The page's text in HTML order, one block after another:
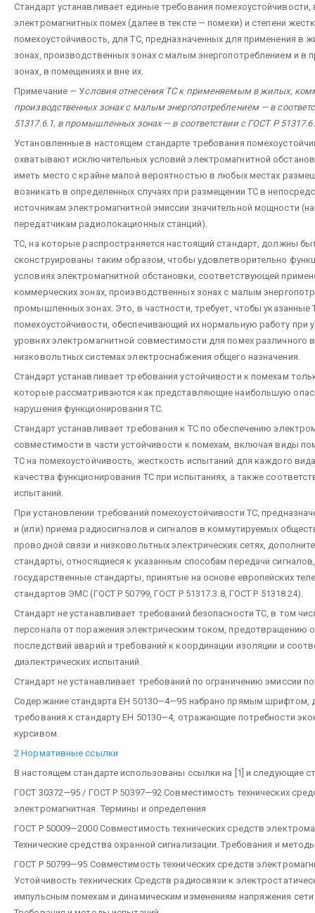
Стандарт устанавливает единые требования
электромагнитных помех (далее в тексте — помехи) и степени
помехоустойчивость, для ТС, предназначенных для применения в
зонах, производственных зонах с малым энергопотреблением и
зонах, в помещениях и вне их.
Примечание — Условия отнесения ТС к применяемым в жилых,
производственных зонах с малым энергопотреблением — в
51317.6.1, в промышленных зонах — в соответствии с ГОСТ Р
Установленные в настоящем стандарте требования
охватывают исключительных условий электромагнитной
иметь место с крайне малой вероятностью в любых местах
возникать в определенных случаях при размещении ТС в
источникам электромагнитной эмиссии значительной мощности
передатчикам радиолокационных станций).
ТС, на которые распространяется настоящий стандарт, должны
сконструированы таким образом, чтобы удовлетворительно
условиях электромагнитной обстановки, соответствующей
коммерческих зонах, производственных зонах с малым
промышленных зонах. Это, в частности, требует, чтобы указанные
помехоустойчивости, обеспечивающий их нормальную работу при
уровнях электромагнитной совместимости для помех различного
низковольтных системах электроснабжения общего назначения.
Стандарт устанавливает требования устойчивости к помехам
которые рассматриваются как представляющие наибольшую
нарушения функционирования ТС.
Стандарт устанавливает требования к ТС по обеспечению
совместимости в части устойчивости к помехам, включая виды
ТС на помехоустойчивость, жесткость испытаний для каждого
качества функционирования ТС при испытаниях, а также
испытаний.
При установлении требований помехоустойчивости ТС,
и (или) приема радиосигналов и сигналов в коммутируемых
проводной связи и низковольтных электрических сетях,
стандарты, относящиеся к указанным способам передачи
государственные стандарты, принятые на основе европейских
стандартов ЭМС (ГОСТ Р 50799, ГОСТ Р 51317.3.8, ГОСТ Р 51318.24).
Стандарт не устанавливает требований безопасности ТС, в том
персонала от поражения электрическим током, предотвращению
последствий аварий и требований к координации изоляции и
диэлектрических испытаний.
Стандарт не устанавливает требований по ограничению эмиссии
Содержание стандарта ЕН 50130—4—95 набрано прямым шрифтом,
требования к стандарту ЕН 50130—4, отражающие потребности
курсивом.
2 Нормативные ссылки
В настоящем стандарте использованы ссылки на [1] и следующие
ГОСТ 30372—95 / ГОСТ Р 50397—92 Совместимость технических
электромагнитная. Термины и определения
ГОСТ Р 50009—2000 Совместимость технических средств
Технические средства охранной сигнализации. Требования и
ГОСТ Р 50799—95 Совместимость технических средств
Устойчивость технических Средств радиосвязи к
импульсным помехам и динамическим изменениям напряжения